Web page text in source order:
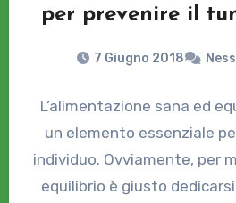
per prevenire il
7 Giugno 2018
L’alimentazione sana ed
un elemento essenziale
individuo. Ovviamente, per
equilibrio è giusto